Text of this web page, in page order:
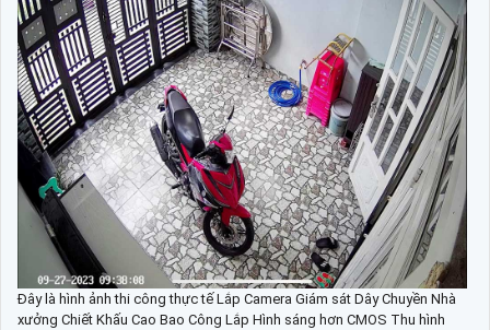
Đây là hình ảnh thi công thực tế Lắp Camera Giám sát Dây Chuyền Nhà
xưởng Chiết Khấu Cao Bao Công Lắp Hình sáng hơn CMOS Thu hình